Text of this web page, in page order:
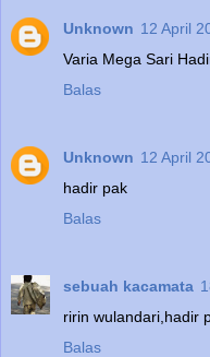
Unknown 12 April
Varia Mega Sari
Balas
Unknown 12 April
hadir pak
Balas
sebuah kacamata
ririn wulandari,hadir
Balas